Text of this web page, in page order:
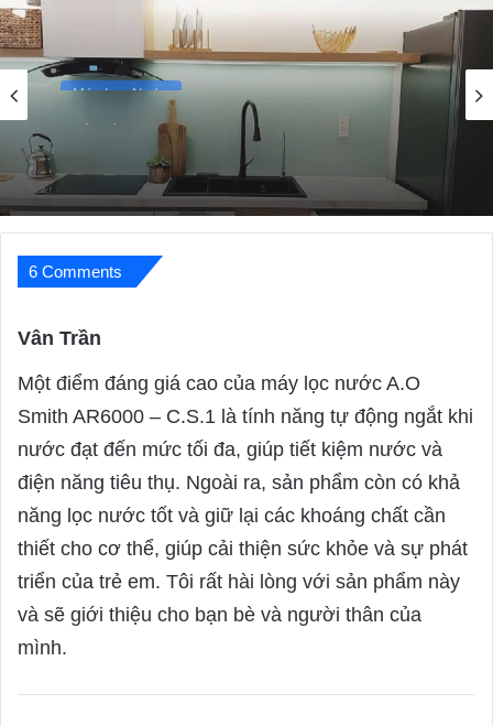
Máy Lọc Nước
Top 5 Máy Lọc Nước Gia Đình Tốt Nhất Hiện
Nay Tại Việt Nam
6 Comments
Vân Trần
a
y
s
:
Một điểm đáng giá cao của máy lọc nước A.O
Smith AR6000 – C.S.1 là tính năng tự động ngắt khi
nước đạt đến mức tối đa, giúp tiết kiệm nước và
điện năng tiêu thụ. Ngoài ra, sản phẩm còn có khả
năng lọc nước tốt và giữ lại các khoáng chất cần
thiết cho cơ thể, giúp cải thiện sức khỏe và sự phát
triển của trẻ em. Tôi rất hài lòng với sản phẩm này
và sẽ giới thiệu cho bạn bè và người thân của
mình.